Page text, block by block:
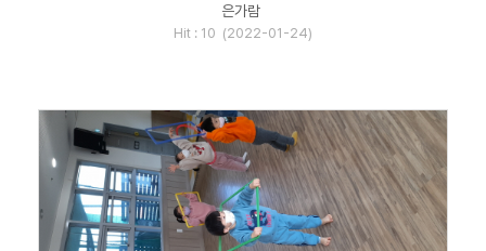
은가람
Hit : 10 (2022-01-24)